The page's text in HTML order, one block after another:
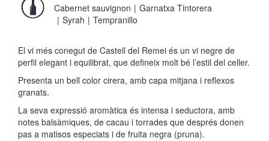
Cabernet sauvignon | Garnatxa Tintorera
| Syrah | Tempranillo
El vi més conegut de Castell del Remei és un vi negre de
perfil elegant i equilibrat, que defineix molt bé l’estil del celler.
Presenta un bell color cirera, amb capa mitjana i reflexos
granats.
La seva expressió aromàtica és intensa i seductora, amb
notes balsàmiques, de cacau i torrades que després donen
pas a matisos especiats i de fruita negra (pruna).